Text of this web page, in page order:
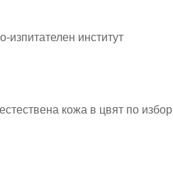
институт
кожа в цвят по избор